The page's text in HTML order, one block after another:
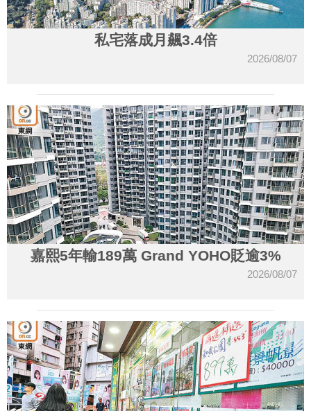
私宅落成月飆3.4倍
2026/08/07
嘉熙5年輸189萬 Grand YOHO貶逾3%
2026/08/07